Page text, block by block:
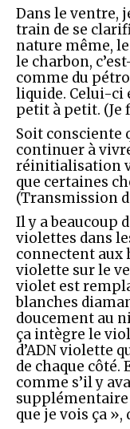
Dans le ventre,
train de se
nature même,
le charbon,
comme du
liquide. Celui-ci
petit à petit. (Je
Soit consciente
continuer à
réinitialisation
que certaines
(Transmission
Il y a beaucoup
violettes dans
connectent aux
violette sur le
violet est
blanches
doucement au
ça intègre le
d’ADN violette
de chaque côté.
comme s’il y
supplémentaire
que je vois ça